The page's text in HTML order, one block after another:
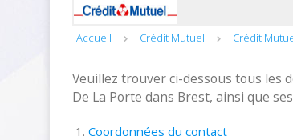
Accueil Crédit Mutuel Crédit
Veuillez trouver ci-dessous tous les
De La Porte dans Brest, ainsi que
Coordonnées du contact